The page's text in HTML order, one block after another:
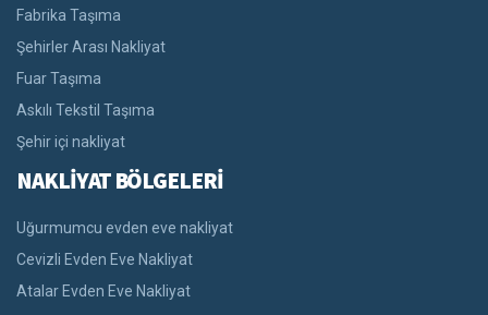
Fabrika Taşıma
Şehirler Arası Nakliyat
Fuar Taşıma
Askılı Tekstil Taşıma
Şehir içi nakliyat
NAKLİYAT BÖLGELERİ
Uğurmumcu evden eve nakliyat
Cevizli Evden Eve Nakliyat
Atalar Evden Eve Nakliyat